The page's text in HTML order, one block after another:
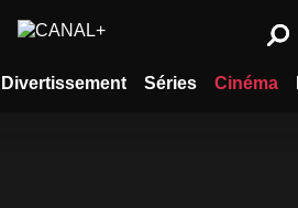
Divertissement Séries Cinéma